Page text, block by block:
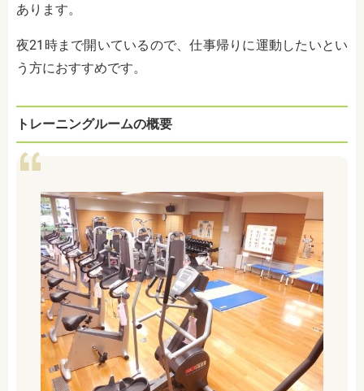
あります。
夜21 時まで開いているので、仕事帰りに運動したいとい
う方におすすめです。
トレーニングルームの概要